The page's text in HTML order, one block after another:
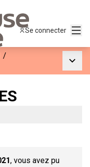
Se connecter
/
, vous avez pu